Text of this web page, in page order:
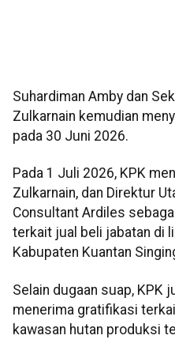
Suhardiman Amby dan
Zulkarnain kemudian
pada 30 Juni 2026.
Pada 1 Juli 2026, KPK
Zulkarnain, dan Direktur
Consultant Ardiles
terkait jual beli jabatan di
Kabupaten Kuantan
Selain dugaan suap, KPK
menerima gratifikasi
kawasan hutan produksi